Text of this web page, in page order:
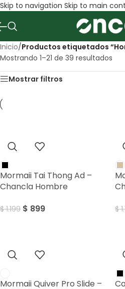
Skip to navigation Skip to main
Inicio/Productos etiquetados
Mostrando 1–21 de 39 resultados
Mostrar filtros
Mormaii Tai Thong Ad –
Chancla Hombre
$1.199 $ 899 $
Mormaii Quiver Pro Slide –